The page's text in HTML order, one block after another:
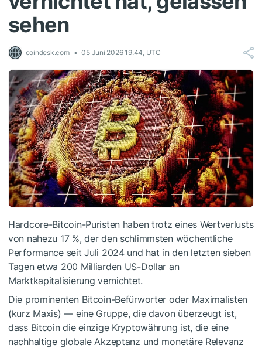
sehen
coindesk.com 05 Juni 2026 19:44, UTC
Hardcore-Bitcoin-Puristen haben trotz eines Wertverlusts
von nahezu 17 %, der den schlimmsten wöchentliche
Performance seit Juli 2024 und hat in den letzten sieben
Tagen etwa 200 Milliarden US-Dollar an
Marktkapitalisierung vernichtet.
Die prominenten Bitcoin-Befürworter oder Maximalisten
(kurz Maxis) — eine Gruppe, die davon überzeugt ist,
dass Bitcoin die einzige Kryptowährung ist, die eine
nachhaltige globale Akzeptanz und monetäre Relevanz